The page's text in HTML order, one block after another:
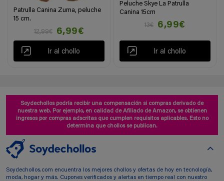
Patrulla Canina Zuma, peluche
15 cm.
12,99€
6,99€
Ir al chollo
Peluche Skye La Patrulla
Canina 15cm
13€
6,99€
Ir al chollo
Soydechollos podría recibir una compensación si compras derivado de
nuestra web. Por ejemplo, en calidad de Afiliado de Amazon, se obtienen
ingresos por compras adscritas que cumplen requisitos aplicables. Esto no
determina que chollos se publican.
Soydechollos.com encuentra los mejores chollos y ofertas de hoy en tecnología,
moda, hogar y más. Cupones verificados y alertas en tiempo real con nuestro